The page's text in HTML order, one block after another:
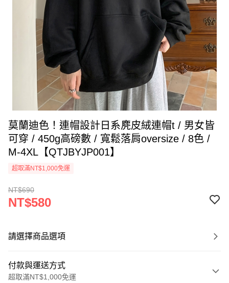
莫蘭迪色！連帽設計日系麂皮絨連帽t / 男女皆
可穿 / 450g高磅數 / 寬鬆落肩oversize / 8色 /
M-4XL【QTJBYJP001】
超取滿NT$1,000免運
NT$690
NT$580
請選擇商品選項
付款與運送方式
超取滿NT$1,000免運